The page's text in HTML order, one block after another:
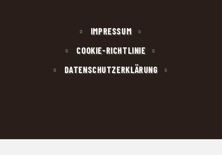
IMPRESSUM
COOKIE-RICHTLINIE
DATENSCHUTZERKLÄRUNG